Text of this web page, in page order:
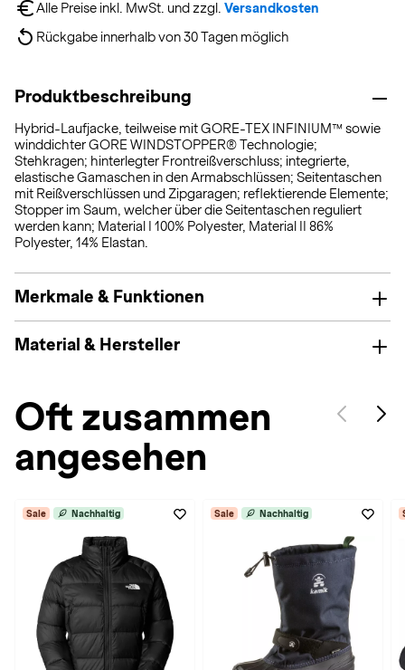
Alle Preise inkl. MwSt. und zzgl. Versandkosten
Rückgabe innerhalb von 30 Tagen möglich
Produktbeschreibung
Hybrid-Laufjacke, teilweise mit GORE-TEX INFINIUM™ sowie
winddichter GORE WINDSTOPPER® Technologie;
Stehkragen; hinterlegter Frontreißverschluss; integrierte,
elastische Gamaschen in den Armabschlüssen; Seitentaschen
mit Reißverschlüssen und Zipgaragen; reflektierende Elemente;
Stopper im Saum, welcher über die Seitentaschen reguliert
werden kann; Material I 100% Polyester, Material II 86%
Polyester, 14% Elastan.
Merkmale & Funktionen
Material & Hersteller
Oft zusammen
angesehen
Sale Nachhaltig Sale Nachhaltig